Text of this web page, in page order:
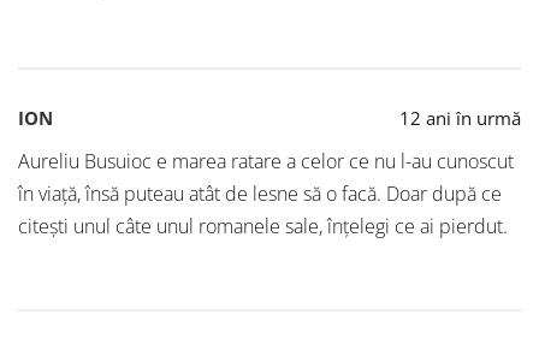
ION 12 ani în urmă
Aureliu Busuioc e marea ratare a celor ce nu l-au cunoscut
în viaţă, însă puteau atât de lesne să o facă. Doar după ce
citeşti unul câte unul romanele sale, înţelegi ce ai pierdut.